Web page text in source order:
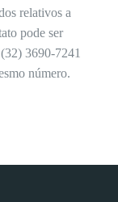
relativos a
pode ser
3690-7241
número.